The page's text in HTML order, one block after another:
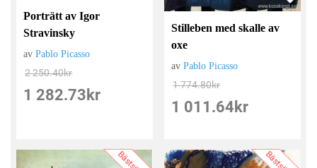
Porträtt av Igor
Stravinsky
avPablo Picasso
2 250.40kr
1 282.73 kr
Stilleben med skalle av
oxe
avPablo Picasso
1 774.80kr
1 011.64 kr